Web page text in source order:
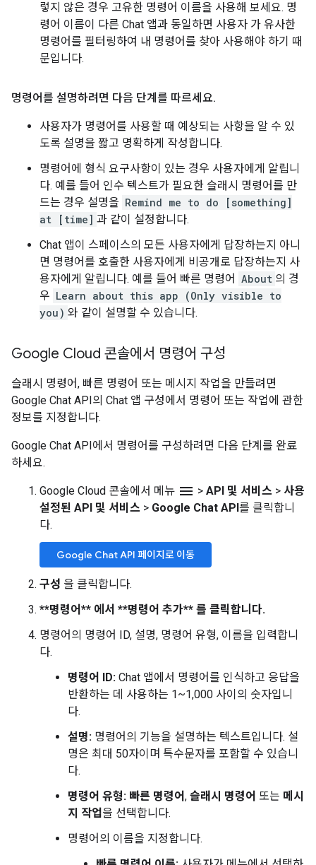
렇지 않은 경우 고유한 명령어 이름을 사용해 보세요. 명
령어 이름이 다른 Chat 앱과 동일하면 사용자 가 유사한
명령어를 필터링하여 내 명령어를 찾아 사용해야 하기 때
문입니다.
명령어를 설명하려면 다음 단계를 따르세요.
사용자가 명령어를 사용할 때 예상되는 사항을 알 수 있
도록 설명을 짧고 명확하게 작성합니다.
명령어에 형식 요구사항이 있는 경우 사용자에게 알립니
다. 예를 들어 인수 텍스트가 필요한 슬래시 명령어를 만
드는 경우 설명을 Remind me to do [something]
at [time] 과 같이 설정합니다.
Chat 앱이 스페이스의 모든 사용자에게 답장하는지 아니
면 명령어를 호출한 사용자에게 비공개로 답장하는지 사
용자에게 알립니다. 예를 들어 빠른 명령어 About 의 경
우 Learn about this app (Only visible to
you) 와 같이 설명할 수 있습니다.
Google Cloud 콘솔에서 명령어 구성
슬래시 명령어, 빠른 명령어 또는 메시지 작업을 만들려면
Google Chat API의 Chat 앱 구성에서 명령어 또는 작업에 관한
정보를 지정합니다.
Google Chat API에서 명령어를 구성하려면 다음 단계를 완료
하세요.
Google Cloud 콘솔에서 메뉴 menu > API 및 서비스 > 사용
설정된 API 및 서비스 > Google Chat API를 클릭합니
다.
Google Chat API 페이지로 이동
구성 을 클릭합니다.
**명령어** 에서 **명령어 추가** 를 클릭합니다.
명령어의 명령어 ID, 설명, 명령어 유형, 이름을 입력합니
다.
명령어 ID: Chat 앱에서 명령어를 인식하고 응답을
반환하는 데 사용하는 1~1,000 사이의 숫자입니
다.
설명: 명령어의 기능을 설명하는 텍스트입니다. 설
명은 최대 50자이며 특수문자를 포함할 수 있습니
다.
명령어 유형: 빠른 명령어 , 슬래시 명령어 또는 메시
지 작업을 선택합니다.
명령어의 이름을 지정합니다.